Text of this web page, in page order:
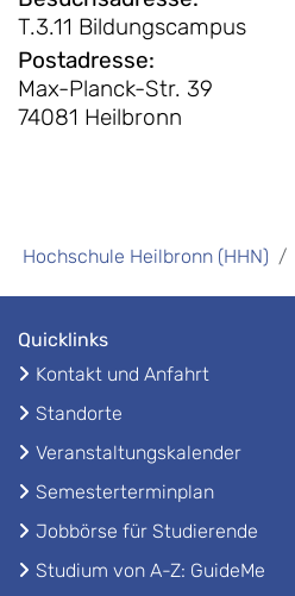
T.3.11 Bildungscampus
Postadresse:
Max-Planck-Str. 39
74081 Heilbronn
Hochschule Heilbronn (HHN)
Quicklinks
Kontakt und Anfahrt
Standorte
Veranstaltungskalender
Semesterterminplan
Jobbörse für Studierende
Studium von A-Z: GuideMe